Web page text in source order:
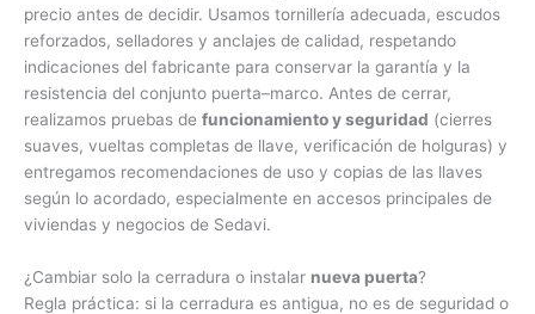
precio antes de decidir. Usamos tornillería adecuada, escudos
reforzados, selladores y anclajes de calidad, respetando
indicaciones del fabricante para conservar la garantía y la
resistencia del conjunto puerta–marco. Antes de cerrar,
realizamos pruebas de funcionamiento y seguridad (cierres
suaves, vueltas completas de llave, verificación de holguras) y
entregamos recomendaciones de uso y copias de las llaves
según lo acordado, especialmente en accesos principales de
viviendas y negocios de Sedavi.
¿Cambiar solo la cerradura o instalar nueva puerta?
Regla práctica: si la cerradura es antigua, no es de seguridad o